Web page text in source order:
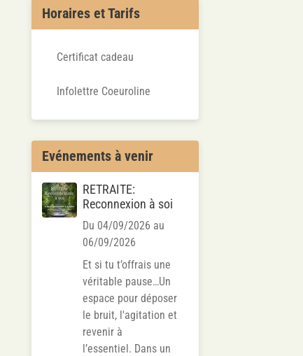
Horaires et Tarifs
Certificat cadeau
Infolettre Coeuroline
Evénements à venir
RETRAITE:
Reconnexion à soi
Du 04/09/2026 au
06/09/2026
Et si tu t’offrais une
véritable pause…Un
espace pour déposer
le bruit, l'agitation et
revenir à
l’essentiel. Dans un